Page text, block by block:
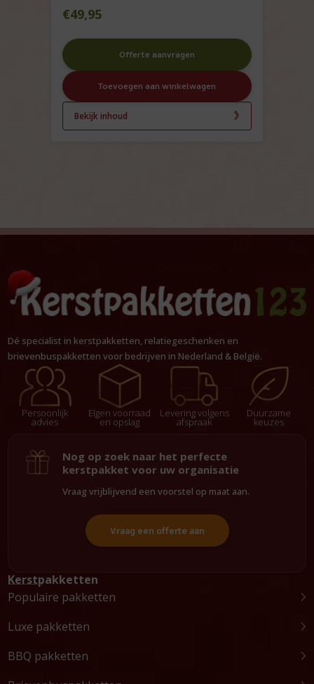
€49,95
Offerte aanvragen
Toevoegen aan winkelwagen
Bekijk inhoud
Dé specialist in kerstpakketten, relatiegeschenken en
brievenbuspakketten voor bedrijven in Nederland & België.
Persoonlijk
advies
Eigen voorraad
en opslag
Levering volgens
afspraak
Duurzame
keuzes
Nog op zoek naar het perfecte
kerstpakket voor uw organisatie
Vraag vrijblijvend een voorstel op maat aan.
Vraag een offerte aan
Kerstpakketten
Populaire pakketten
Luxe pakketten
BBQ pakketten